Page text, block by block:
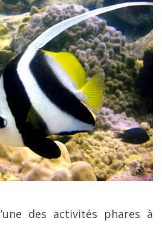
des activités phares à